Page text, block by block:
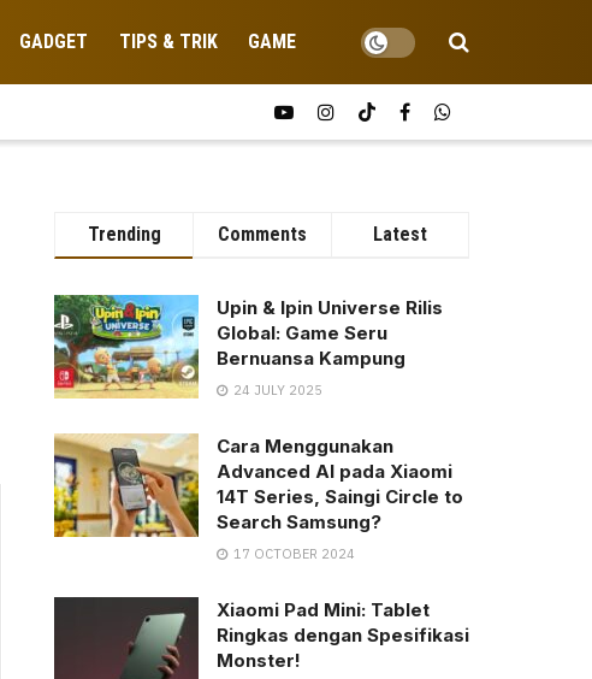
GADGET TIPS & TRIK GAME
Trending Comments Latest
Upin & Ipin Universe Rilis
Global: Game Seru
Bernuansa Kampung
24 JULY 2025
Cara Menggunakan
Advanced AI pada Xiaomi
14T Series, Saingi Circle to
Search Samsung?
17 OCTOBER 2024
Xiaomi Pad Mini: Tablet
Ringkas dengan Spesifikasi
Monster!